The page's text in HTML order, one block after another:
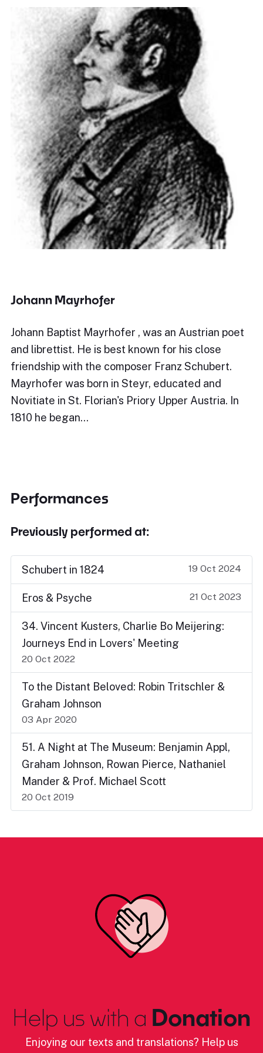
Johann Mayrhofer
Johann Baptist Mayrhofer , was an Austrian poet
and librettist. He is best known for his close
friendship with the composer Franz Schubert.
Mayrhofer was born in Steyr, educated and
Novitiate in St. Florian's Priory Upper Austria. In
1810 he began…
Performances
Previously performed at:
Schubert in 1824 19 Oct 2024
Eros & Psyche 21 Oct 2023
34. Vincent Kusters, Charlie Bo Meijering:
Journeys End in Lovers' Meeting
20 Oct 2022
To the Distant Beloved: Robin Tritschler &
Graham Johnson
03 Apr 2020
51. A Night at The Museum: Benjamin Appl,
Graham Johnson, Rowan Pierce, Nathaniel
Mander & Prof. Michael Scott
20 Oct 2019
Help us with a Donation
Enjoying our texts and translations? Help us